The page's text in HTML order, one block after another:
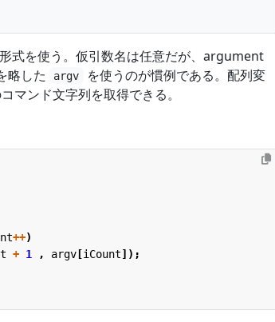
式を使う。仮引数名は任意だが、argument
略した argv
を使うのが慣例である。配列変
マンド文字列を取得できる。
++)
+ 1 , argv [iCount]);